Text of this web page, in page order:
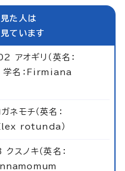
た人は
ています
オギリ（英名：
名：Firmiana
モチ（英名：
rotunda）
ノキ（英名：